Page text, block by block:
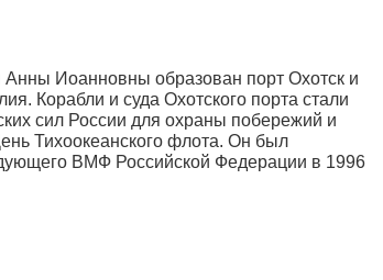
Иоанновны образован порт Охотск и
Корабли и суда Охотского порта стали
сил России для охраны побережий и
Тихоокеанского флота. Он был
ВМФ Российской Федерации в 1996